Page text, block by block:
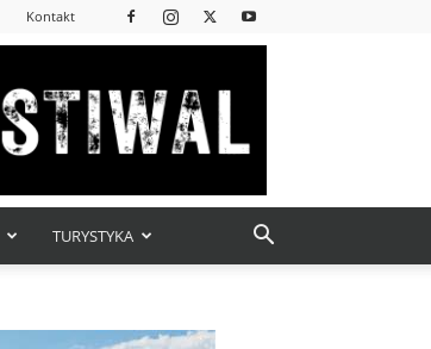
Kontakt
TURYSTYKA